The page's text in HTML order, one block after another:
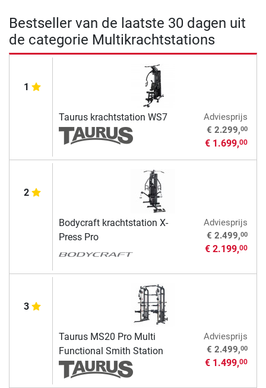
Bestseller van de laatste 30 dagen uit
de categorie Multikrachtstations
1
Taurus krachtstation WS7
Adviesprijs
€ 2.299,00
€ 1.699,00
2
Bodycraft krachtstation X-
Press Pro
Adviesprijs
€ 2.499,00
€ 2.199,00
3
Taurus MS20 Pro Multi
Functional Smith Station
Adviesprijs
€ 2.499,00
€ 1.499,00